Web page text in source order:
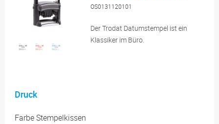
OS0131120101
Der Trodat Datumstempel ist ein
Klassiker im Büro.
Druck
Farbe Stempelkissen